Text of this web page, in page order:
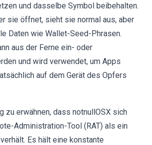
und dasselbe Symbol beibehalten.
sie öffnet, sieht sie normal aus, aber
Daten wie Wallet-Seed-Phrasen.
aus der Ferne ein- oder
und wird verwendet, um Apps
auf dem Gerät des Opfers
zu erwähnen, dass notnullOSX sich
Administration-Tool (RAT) als ein
Es hält eine konstante